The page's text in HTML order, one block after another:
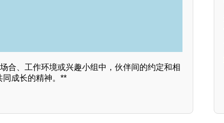
合、工作环境或兴趣小组中，伙伴间的约定和相
同成长的精神。**